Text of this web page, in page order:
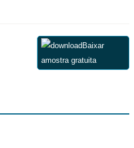
Baixar
amostra gratuita